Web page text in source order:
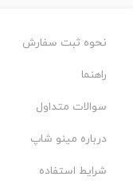
نحوه ثبت سفارش
راهنما
سوالات متداول
درباره مینو شاپ
شرایط استفاده